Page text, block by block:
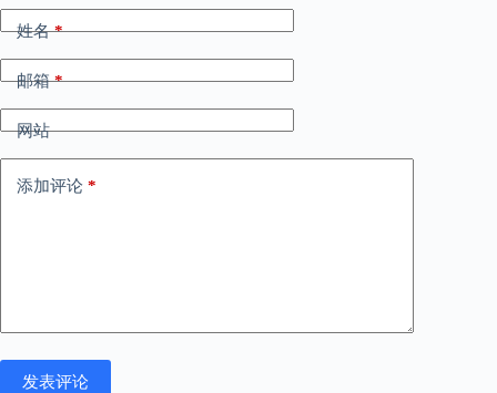
姓名*
邮箱*
网站
添加评论 *
发表评论